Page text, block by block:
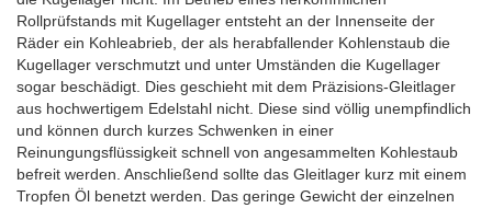
Rollprüfstands mit Kugellager entsteht an der Innenseite der
Räder ein Kohleabrieb, der als herabfallender Kohlenstaub die
Kugellager verschmutzt und unter Umständen die Kugellager
sogar beschädigt. Dies geschieht mit dem Präzisions-Gleitlager
aus hochwertigem Edelstahl nicht. Diese sind völlig unempfindlich
und können durch kurzes Schwenken in einer
Reinungungsflüssigkeit schnell von angesammelten Kohlestaub
befreit werden. Anschließend sollte das Gleitlager kurz mit einem
Tropfen Öl benetzt werden. Das geringe Gewicht der einzelnen